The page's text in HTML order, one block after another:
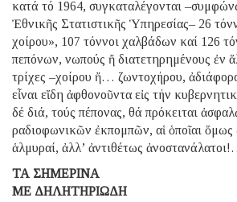
κατά τό 1964, συγκαταλέγονται
Ἐθνικῆς Στατιστικῆς Ὑπηρεσίας– 26
χοίρου», 107 τόννοι χαλβάδων καί 126
πεπόνων, νωπούς ἤ διατετηρημένους ἐν
τρίχες –χοίρου ἤ… ζωντοχήρου,
εἶναι εἴδη ἀφθονοῦντα εἰς τήν
δέ διά, τούς πέπονας, θά πρόκειται
ραδιοφωνικῶν ἐκπομπῶν, αἱ ὁποῖαι ὅμως
ἁλμυραί, ἀλλ’ ἀντιθέτως
ΤΑ ΣΗΜΕΡΙΝΑ
ΜΕ ΔΗΛΗΤΗΡΙΩΔΗ